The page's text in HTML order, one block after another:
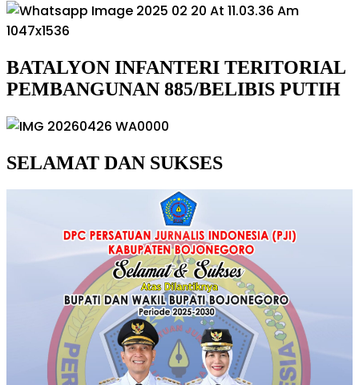
BATALYON INFANTERI TERITORIAL
PEMBANGUNAN 885/BELIBIS PUTIH
SELAMAT DAN SUKSES